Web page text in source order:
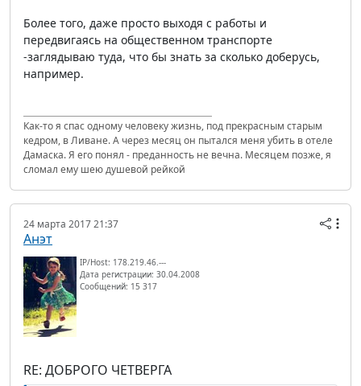
Более того, даже просто выходя с работы и
передвигаясь на общественном транспорте
-заглядываю туда, что бы знать за сколько доберусь,
например.
Как-то я спас одному человеку жизнь, под прекрасным старым
кедром, в Ливане. А через месяц он пытался меня убить в отеле
Дамаска. Я его понял - преданность не вечна. Месяцем позже, я
сломал ему шею душевой рейкой
24 марта 2017 21:37
Анэт
IP/Host: 178.219.46.---
Дата регистрации: 30.04.2008
Сообщений: 15 317
RE: ДОБРОГО ЧЕТВЕРГА